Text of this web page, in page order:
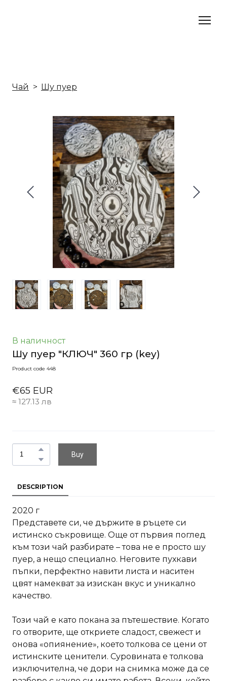
Чай Шу пуер
В наличност
Шу пуер "КЛЮЧ" 360 гр (key)
Product code 448
€65 EUR
≈ 127.13 лв
Buy
DESCRIPTION
2020 г
Представете си, че държите в ръцете си
истинско съкровище. Още от първия поглед
към този чай разбирате – това не е просто шу
пуер, а нещо специално. Неговите пухкави
пъпки, перфектно навити листа и наситен
цвят намекват за изискан вкус и уникално
качество.
Този чай е като покана за пътешествие. Когато
го отворите, ще откриете сладост, свежест и
онова «опиянение», което толкова се цени от
истинските ценители. Суровината е толкова
изключителна, че дори на снимка може да се